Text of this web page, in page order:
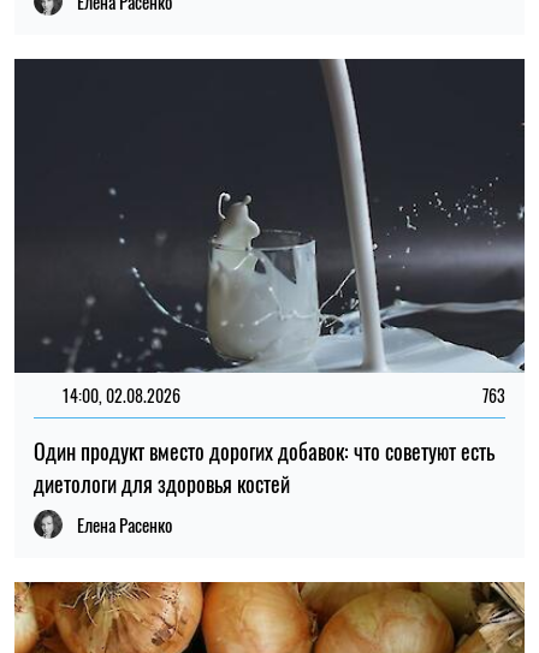
14:00, 02.08.2026 763
Один продукт вместо дорогих добавок: что советуют есть
диетологи для здоровья костей
Елена Расенко